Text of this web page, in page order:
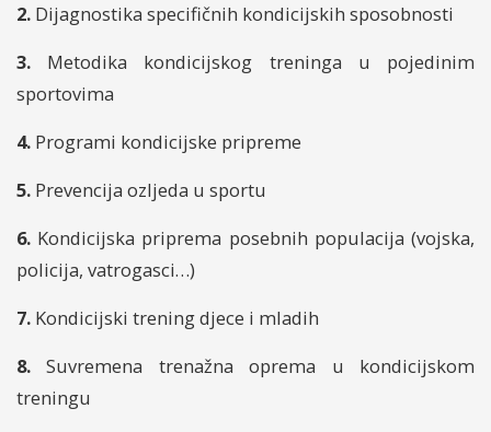
2. Dijagnostika specifičnih kondicijskih sposobnosti
3. Metodika kondicijskog treninga u pojedinim
sportovima
4. Programi kondicijske pripreme
5. Prevencija ozljeda u sportu
6. Kondicijska priprema posebnih populacija (vojska,
policija, vatrogasci…)
7. Kondicijski trening djece i mladih
8.Suvremena trenažna oprema u kondicijskom
treningu